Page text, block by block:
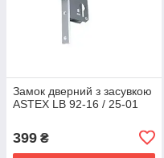
Замок дверний з засувкою
ASTEX LB 92-16 / 25-01
399 ₴